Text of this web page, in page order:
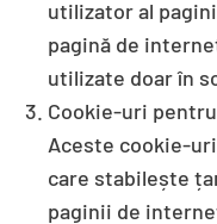
utilizator al
pagină de
utilizate doar în
Cookie-uri
Aceste cookie-
care stabilește
paginii de